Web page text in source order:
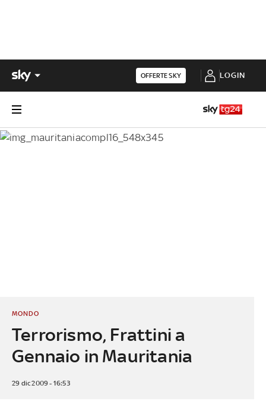
OFFERTE SKY LOGIN
Terrorismo, Frattini a
Gennaio in Mauritania
MONDO
29 dic 2009 - 16:53